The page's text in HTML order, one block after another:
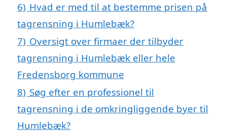
6) Hvad er med til at bestemme prisen på
tagrensning i Humlebæk?
7) Oversigt over firmaer der tilbyder
tagrensning i Humlebæk eller hele
Fredensborg kommune
8) Søg efter en professionel til
tagrensning i de omkringliggende byer til
Humlebæk?